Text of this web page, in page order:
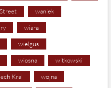
waniek
wiara
wielgus
wiosna witkowski
Kral wojna